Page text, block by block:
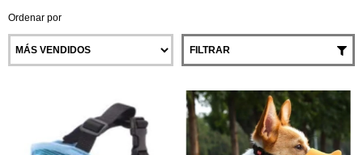
Ordenar por
FILTRAR